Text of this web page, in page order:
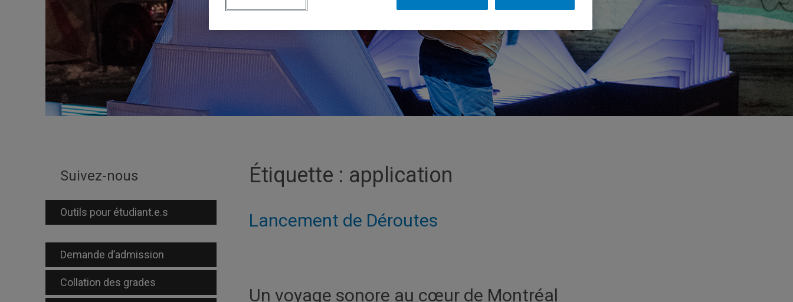
Suivez-nous
Outils pour étudiant.e.s
Demande d’admission
Collation des grades
Étiquette : application
Lancement de Déroutes
Un voyage sonore au cœur de Montréal